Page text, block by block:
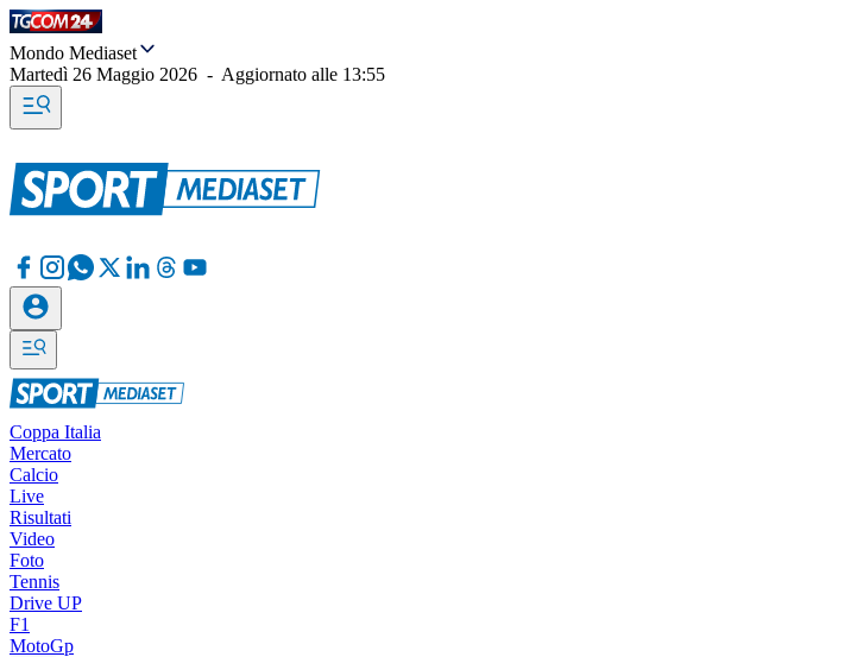
Mondo Mediaset
Martedì 26 Maggio 2026 - Aggiornato alle 13:55
Coppa Italia
Mercato
Calcio
Live
Risultati
Video
Foto
Tennis
Drive UP
F1
MotoGp